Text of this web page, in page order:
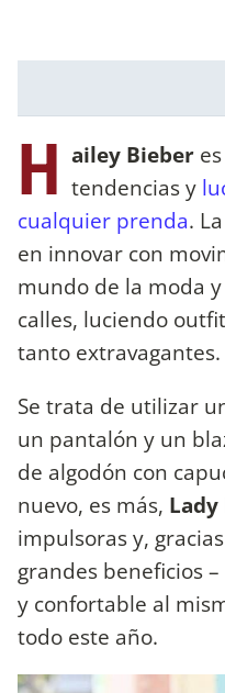
H ailey Bieber
tendencias y
cualquier prenda.
en innovar con
mundo de la moda
calles, luciendo
tanto extravagantes.
Se trata de utilizar
un pantalón y un
de algodón con
nuevo, es más, Lady
impulsoras y,
grandes beneficios
y confortable al
todo este año.